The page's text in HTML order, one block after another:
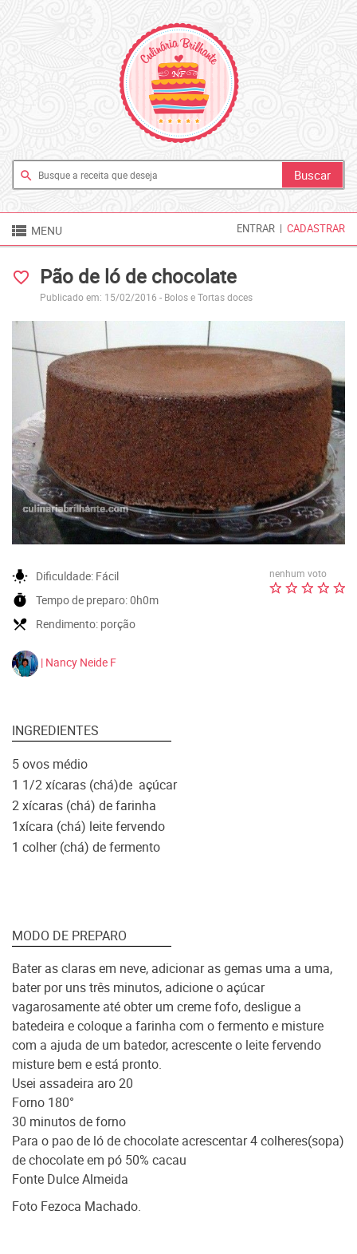
search
 MENU ENTRAR | CADASTRAR
favorite_border Pão de ló de chocolate
Publicado em: 15/02/2016 - Bolos e Tortas doces
nenhum voto
wb_incandescent Dificuldade: Fácil
timer Tempo de preparo:0h0m
local_dining Rendimento: porção
| Nancy Neide F
INGREDIENTES
5 ovos médio
1 1/2 xícaras (chá)de açúcar
2 xícaras (chá) de farinha
1xícara (chá) leite fervendo
1 colher (chá) de fermento
MODO DE PREPARO
Bater as claras em neve, adicionar as gemas uma a uma,
bater por uns três minutos, adicione o açúcar
vagarosamente até obter um creme fofo, desligue a
batedeira e coloque a farinha com o fermento e misture
com a ajuda de um batedor, acrescente o leite fervendo
misture bem e está pronto.
Usei assadeira aro 20
Forno 180°
30 minutos de forno
Para o pao de ló de chocolate acrescentar 4 colheres(sopa)
de chocolate em pó 50% cacau
Fonte Dulce Almeida
Foto Fezoca Machado.